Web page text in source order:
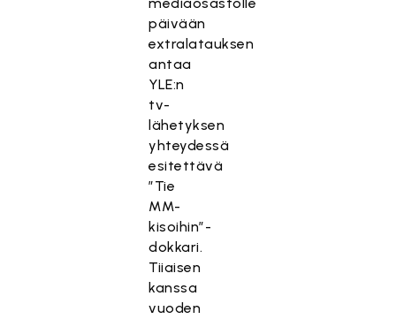
päivään
extralatauksen
antaa
YLE:n
tv-
lähetyksen
yhteydessä
esitettävä
”Tie
MM-
kisoihin”-
dokkari.
Tiiaisen
kanssa
vuoden